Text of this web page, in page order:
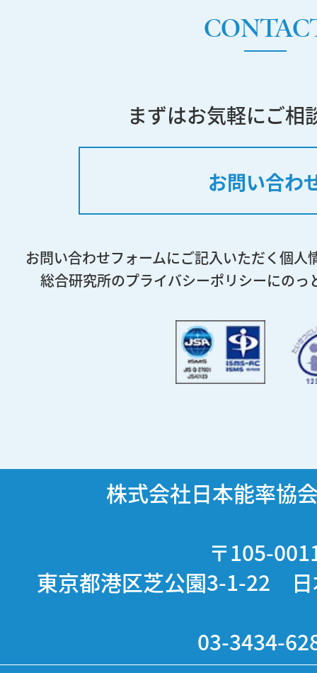
まずはお気軽にご相
お問い合わ
お問い合わせフォームにご記入いただく個人
総合研究所のプライバシーポリシーにのっ
株式会社日本能率協
〒105-
東京都港区芝公園3-1-22 日
03-3434-